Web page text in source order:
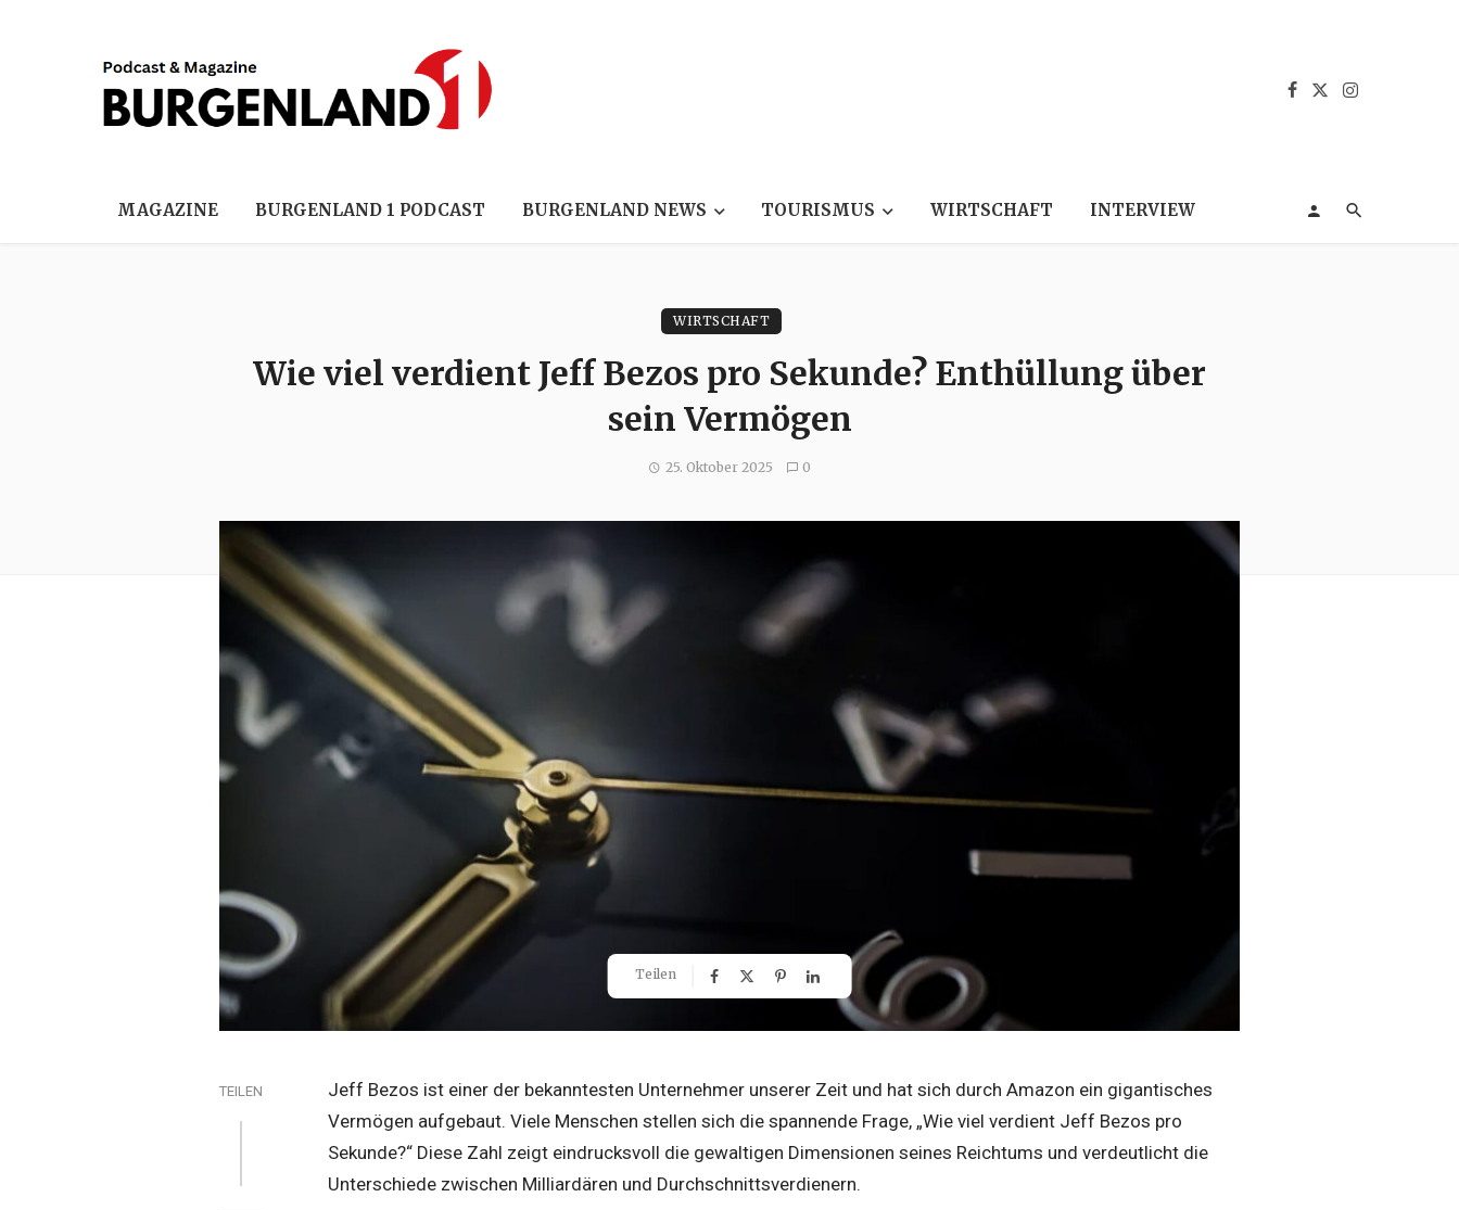
MAGAZINE BURGENLAND 1 PODCAST BURGENLAND NEWS TOURISMUS WIRTSCHAFT INTERVIEW
WIRTSCHAFT
Wie viel verdient Jeff Bezos pro Sekunde? Enthüllung über
sein Vermögen
25. Oktober 2025 0
Teilen
TEILEN
Jeff Bezos ist einer der bekanntesten Unternehmer unserer Zeit und hat sich durch Amazon ein gigantisches
Vermögen aufgebaut. Viele Menschen stellen sich die spannende Frage, „Wie viel verdient Jeff Bezos pro
Sekunde?“ Diese Zahl zeigt eindrucksvoll die gewaltigen Dimensionen seines Reichtums und verdeutlicht die
Unterschiede zwischen Milliardären und Durchschnittsverdienern.